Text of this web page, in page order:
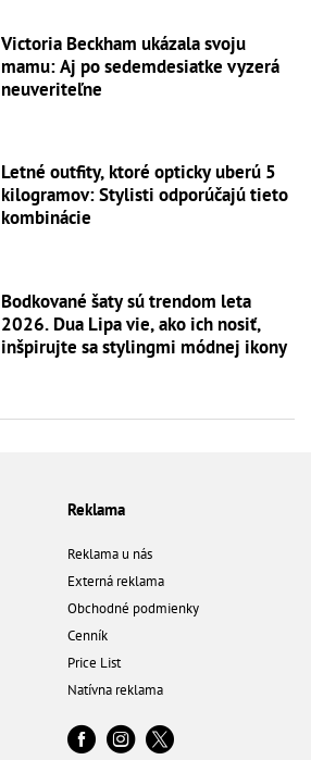
Victoria Beckham ukázala svoju
mamu: Aj po sedemdesiatke vyzerá
neuveriteľne
Letné outfity, ktoré opticky uberú 5
kilogramov: Stylisti odporúčajú tieto
kombinácie
Bodkované šaty sú trendom leta
2026. Dua Lipa vie, ako ich nosiť,
inšpirujte sa stylingmi módnej ikony
Reklama
Reklama u nás
Externá reklama
Obchodné podmienky
Cenník
Price List
Natívna reklama